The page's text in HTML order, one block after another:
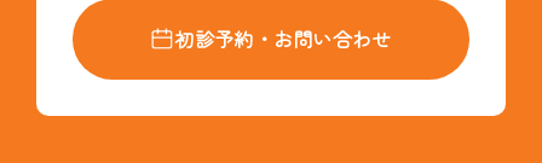
初診予約・お問い合わせ